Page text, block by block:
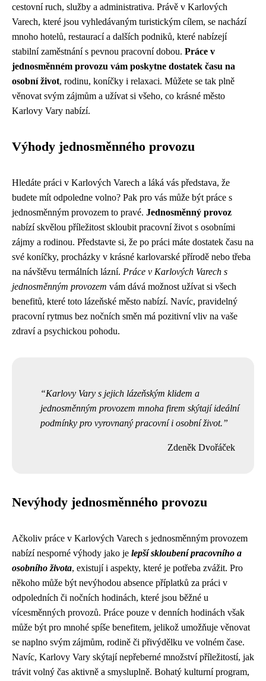
cestovní ruch, služby a administrativa. Právě v Karlových
Varech, které jsou vyhledávaným turistickým cílem, se nachází
mnoho hotelů, restaurací a dalších podniků, které nabízejí
stabilní zaměstnání s pevnou pracovní dobou. Práce v
jednosměnném provozu vám poskytne dostatek času na
osobní život, rodinu, koníčky i relaxaci. Můžete se tak plně
věnovat svým zájmům a užívat si všeho, co krásné město
Karlovy Vary nabízí.
Výhody jednosměnného provozu
Hledáte práci v Karlových Varech a láká vás představa, že
budete mít odpoledne volno? Pak pro vás může být práce s
jednosměnným provozem to pravé. Jednosměnný provoz
nabízí skvělou příležitost skloubit pracovní život s osobními
zájmy a rodinou. Představte si, že po práci máte dostatek času na
své koníčky, procházky v krásné karlovarské přírodě nebo třeba
na návštěvu termálních lázní. Práce v Karlových Varech s
jednosměnným provozem vám dává možnost užívat si všech
benefitů, které toto lázeňské město nabízí. Navíc, pravidelný
pracovní rytmus bez nočních směn má pozitivní vliv na vaše
zdraví a psychickou pohodu.
Karlovy Vary s jejich lázeňským klidem a
jednosměnným provozem mnoha firem skýtají ideální
podmínky pro vyrovnaný pracovní i osobní život.
Zdeněk Dvořáček
Nevýhody jednosměnného provozu
Ačkoliv práce v Karlových Varech s jednosměnným provozem
nabízí nesporné výhody jako je lepší skloubení pracovního a
osobního života, existují i aspekty, které je potřeba zvážit. Pro
někoho může být nevýhodou absence příplatků za práci v
odpoledních či nočních hodinách, které jsou běžné u
vícesměnných provozů. Práce pouze v denních hodinách však
může být pro mnohé spíše benefitem, jelikož umožňuje věnovat
se naplno svým zájmům, rodině či přivýdělku ve volném čase.
Navíc, Karlovy Vary skýtají nepřeberné množství příležitostí, jak
trávit volný čas aktivně a smysluplně. Bohatý kulturní program,